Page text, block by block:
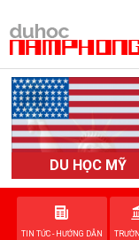
DU HỌC MỸ
TIN TỨC - HƯỚNG DẪN
TRANG CHỦ
QUỐC GIA
EVENTS
DỊCH VỤ